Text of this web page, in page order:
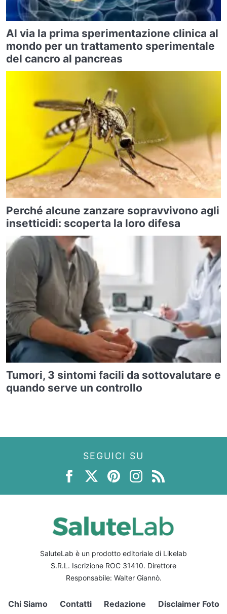
Al via la prima sperimentazione clinica al
mondo per un trattamento sperimentale
del cancro al pancreas
Perché alcune zanzare sopravvivono agli
insetticidi: scoperta la loro difesa
Tumori, 3 sintomi facili da sottovalutare e
quando serve un controllo
SEGUICI SU
SaluteLab è un prodotto editoriale di Likelab
S.R.L. Iscrizione ROC 31410. Direttore
Responsabile: Walter Giannò.
Chi Siamo Contatti Redazione Disclaimer Foto